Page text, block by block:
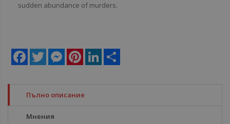
sudden abundance of murders.
Facebook
Twitter MessengerPinterestLinkedIn
Пълно описание
Мнения